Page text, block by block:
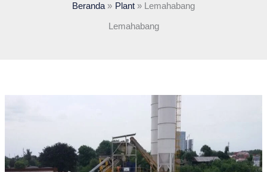
Beranda Plant Lemahabang
Lemahabang